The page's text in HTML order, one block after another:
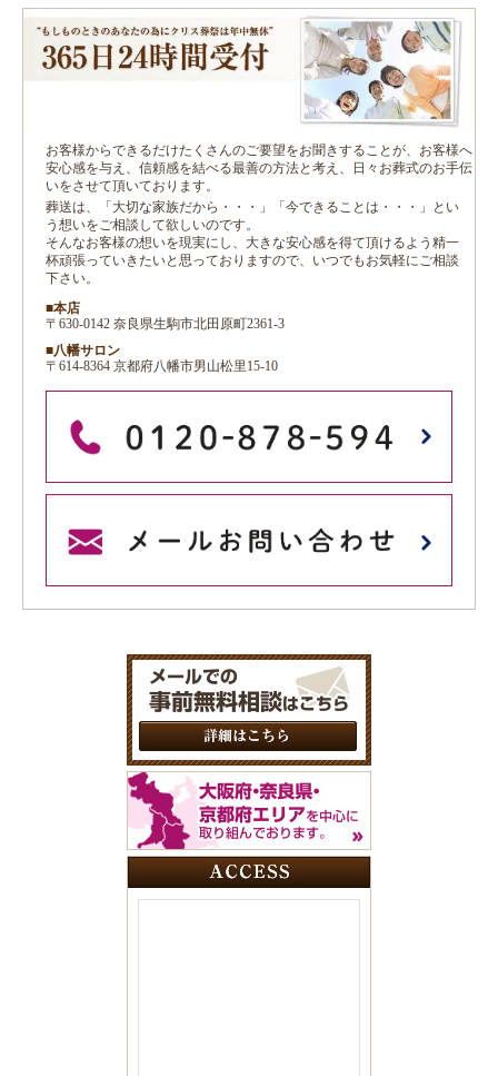
お客様からできるだけたくさんのご要望をお聞きすることが、お客様へ
安心感を与え、信頼感を結べる最善の方法と考え、日々お葬式のお手伝
いをさせて頂いております。
葬送は、「大切な家族だから・・・」「今できることは・・・」とい
う想いをご相談して欲しいのです。
そんなお客様の想いを現実にし、大きな安心感を得て頂けるよう精一
杯頑張っていきたいと思っておりますので、いつでもお気軽にご相談
下さい。
■本店
〒630-0142 奈良県生駒市北田原町2361-3
■八幡サロン
〒614-8364 京都府八幡市男山松里15-10